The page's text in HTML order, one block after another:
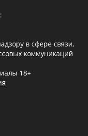
в сфере связи,
коммуникаций
18+